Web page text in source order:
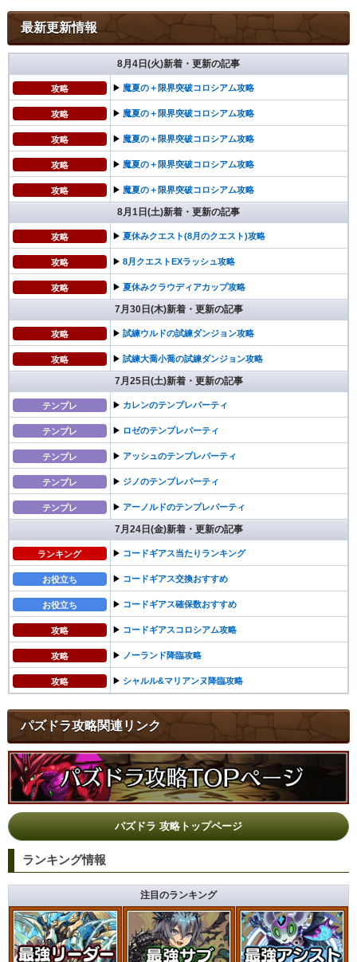
最新更新情報
8月4日(火)新着・更新の記事
攻略 ▶︎ 魔夏の＋限界突破コロシアム攻略
攻略 ▶︎ 魔夏の＋限界突破コロシアム攻略
攻略 ▶︎ 魔夏の＋限界突破コロシアム攻略
攻略 ▶︎ 魔夏の＋限界突破コロシアム攻略
攻略 ▶︎ 魔夏の＋限界突破コロシアム攻略
8月1日(土)新着・更新の記事
攻略 ▶︎ 夏休みクエスト(8月のクエスト)攻略
攻略 ▶︎ 8月クエストEXラッシュ攻略
攻略 ▶︎ 夏休みクラウディアカップ攻略
7月30日(木)新着・更新の記事
攻略 ▶︎ 試練ウルドの試練ダンジョン攻略
攻略 ▶︎ 試練大喬小喬の試練ダンジョン攻略
7月25日(土)新着・更新の記事
テンプレ ▶︎ カレンのテンプレパーティ
テンプレ ▶︎ ロゼのテンプレパーティ
テンプレ ▶︎ アッシュのテンプレパーティ
テンプレ ▶︎ ジノのテンプレパーティ
テンプレ ▶︎ アーノルドのテンプレパーティ
7月24日(金)新着・更新の記事
ランキング ▶︎ コードギアス当たりランキング
お役立ち ▶︎ コードギアス交換おすすめ
お役立ち ▶︎ コードギアス確保数おすすめ
攻略 ▶︎ コードギアスコロシアム攻略
攻略 ▶︎ ノーランド降臨攻略
攻略 ▶︎ シャルル&マリアンヌ降臨攻略
パズドラ攻略関連リンク
パズドラ 攻略トップページ
ランキング情報
注目のランキング